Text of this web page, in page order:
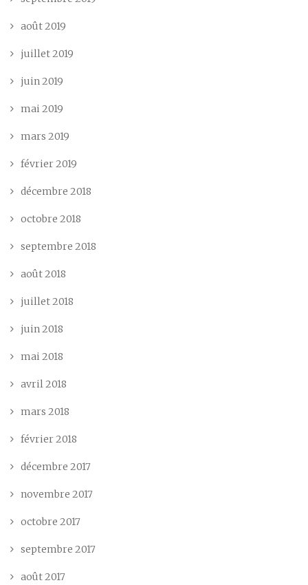
août 2019
juillet 2019
juin 2019
mai 2019
mars 2019
février 2019
décembre 2018
octobre 2018
septembre 2018
août 2018
juillet 2018
juin 2018
mai 2018
avril 2018
mars 2018
février 2018
décembre 2017
novembre 2017
octobre 2017
septembre 2017
août 2017